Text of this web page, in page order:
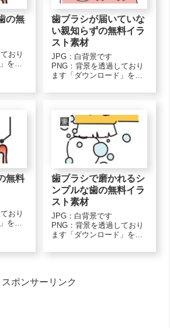
の無
おり
をク
黒）
ダ
歯ブラシが届いていな
い親知らずの無料イラ
スト素材
JPG：白背景です
PNG：背景を透過しており
ます「ダウンロード」をク
を付けて保存」で保存して
のイラスト素材智歯(歯ブラ
シ)-monoJPGダウンロード
智歯(歯ブラシ)-monoPNGダ
無料
おり
をク
黒）
ンロ
歯
歯ブラシで磨かれるシ
ンプルな歯の無料イラ
スト素材
JPG：白背景です
PNG：背景を透過しており
ます「ダウンロード」をク
を付けて保存」で保存して
monoJPGダウンロード歯-
スポンサーリンク